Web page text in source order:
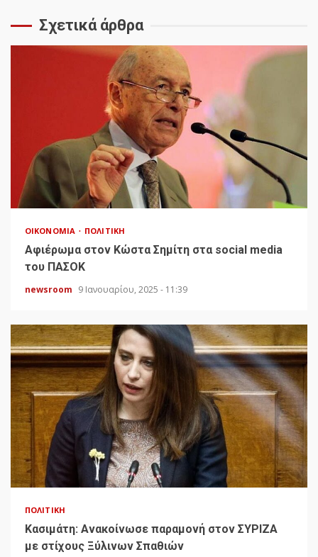
Σχετικά άρθρα
ΟΙΚΟΝΟΜΊΑ ΠΟΛΙΤΙΚΉ
Αφιέρωμα στον Κώστα Σημίτη στα social media
του ΠΑΣΟΚ
newsroom 9 Ιανουαρίου, 2025 - 11:39
ΠΟΛΙΤΙΚΉ
Κασιμάτη: Ανακοίνωσε παραμονή στον ΣΥΡΙΖΑ
με στίχους Ξύλινων Σπαθιών